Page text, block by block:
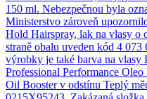
150 ml. Nebezpečnou byla
Ministerstvo zároveň
Hold Hairspray, lak na vlasy o
straně obalu uveden kód 4
výrobky je také barva na vlasy
Professional Performance
Oil Booster v odstínu Teplý